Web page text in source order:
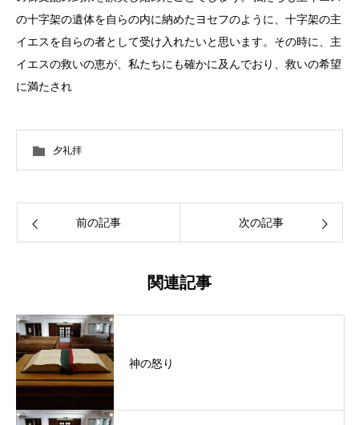
の十字架の遺体を自らの内に納めたヨセフのように、十字架の主
イエスを自らの者として受け入れたいと思います。その時に、主
イエスの救いの恵が、私たちにも確かに及んでおり、救いの希望
に満たされ
夕礼拝
前の記事 次の記事
関連記事
神の怒り